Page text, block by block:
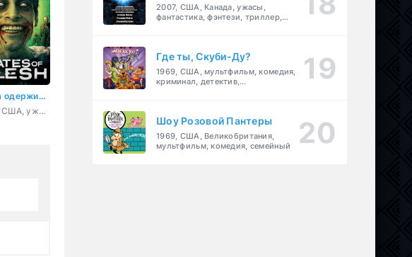
Врата одержимости
2023, США, ужасы
2007, США, Канада, ужасы,
фантастика, фэнтези, триллер,
Где ты, Скуби-Ду?
1969, США, мультфильм, комедия,
криминал, детектив,
Шоу Розовой Пантеры
1969, США, Великобритания,
мультфильм, комедия, семейный